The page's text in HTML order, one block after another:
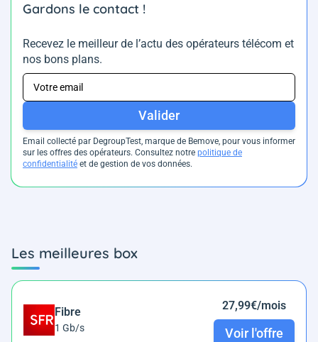
Gardons le contact !
Recevez le meilleur de l’actu des opérateurs télécom et
nos bons plans.
Valider
Email collecté par DegroupTest, marque de Bemove, pour vous informer
sur les offres des opérateurs. Consultez notre politique de
confidentialité et de gestion de vos données.
Les meilleures box
Fibre
1 Gb/s
27,99€/mois
Voir l'offre